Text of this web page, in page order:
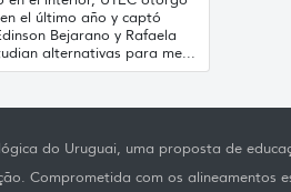
el último año y captó
Bejarano y Rafaela
alternativas para me...
do Uruguai, uma proposta de
Comprometida com os alineamentos